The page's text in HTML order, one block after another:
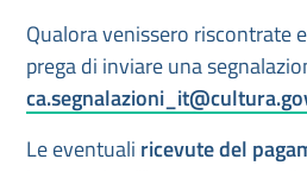
Qualora venissero riscontrate
prega di inviare una
Le eventuali ricevute del